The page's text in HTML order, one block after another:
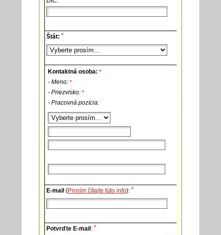
Štát: *
Kontaktná osoba: *
- Meno: *
- Priezvisko: *
- Pracovná pozícia:
E-mail (Prosím čítajte túto info): *
Potvrďte E-mail: *